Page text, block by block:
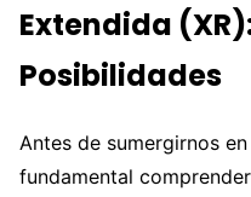
Extendida
Posibilidades
Antes de sumergirnos
fundamental